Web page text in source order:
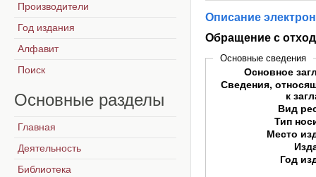
Описание
Обращение с
Основные сведения
Основное
Сведения,
к
Вид
Тип
Место
Год
Производители
Год издания
Алфавит
Поиск
Основные разделы
Главная
Деятельность
Библиотека